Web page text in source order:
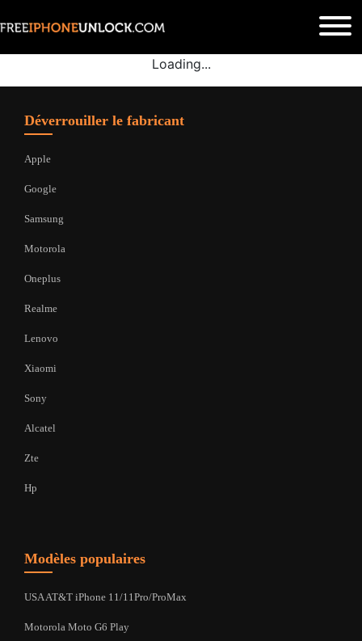
Loading...
Déverrouiller le fabricant
Apple
Google
Samsung
Motorola
Oneplus
Realme
Lenovo
Xiaomi
Sony
Alcatel
Zte
Hp
Modèles populaires
USA AT&T iPhone 11/11Pro/ProMax
Motorola Moto G6 Play